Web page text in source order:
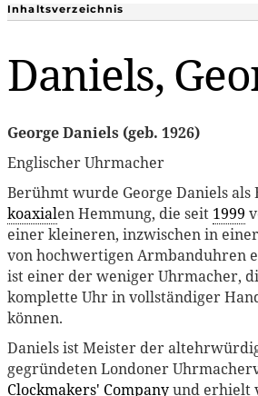
Inhaltsverzeichnis
Daniels,
George Daniels (geb. 1926)
Englischer Uhrmacher
Berühmt wurde George Daniels
koaxialen Hemmung, die seit 1999
einer kleineren, inzwischen in
von hochwertigen Armbanduhren
ist einer der weniger Uhrmacher,
komplette Uhr in vollständiger
können.
Daniels ist Meister der
gegründeten Londoner
Clockmakers' Companyund erhielt